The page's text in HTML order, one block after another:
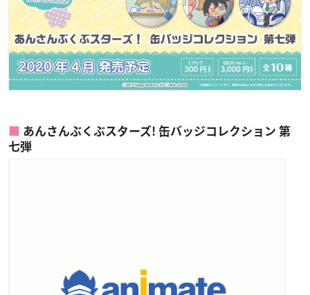
あんさんぶくぶスターズ! 缶バッジコレクション 第
七弾